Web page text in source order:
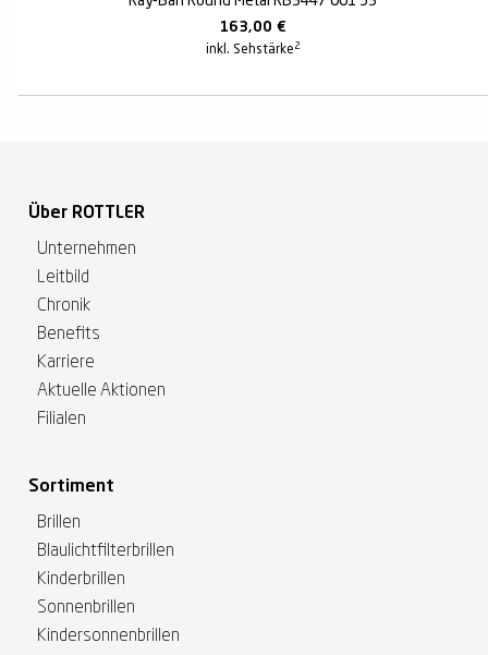
163,00 €
inkl. Sehstärke 2
Über ROTTLER
Unternehmen
Leitbild
Chronik
Benefits
Karriere
Aktuelle Aktionen
Filialen
Sortiment
Brillen
Blaulichtfilterbrillen
Kinderbrillen
Sonnenbrillen
Kindersonnenbrillen